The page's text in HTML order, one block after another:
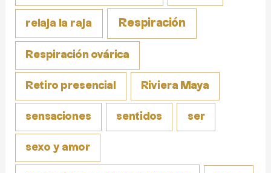
relaja la raja Respiración
Respiración ovárica
Retiro presencial Riviera Maya
sensaciones sentidos ser
sexo y amor